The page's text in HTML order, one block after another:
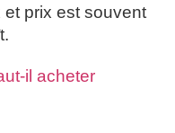
prix est souvent
il acheter